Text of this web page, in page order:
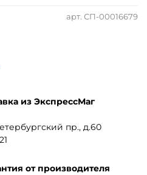
арт. СП-00016679
из ЭкспрессМаг
пр., д.60
от производителя